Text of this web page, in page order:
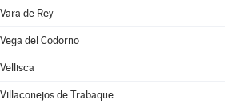
Vara de Rey
Vega del Codorno
Vellisca
Villaconejos de Trabaque